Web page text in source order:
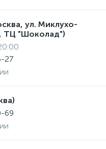
ул. Миклухо-
ТЦ "Шоколад")
27
69